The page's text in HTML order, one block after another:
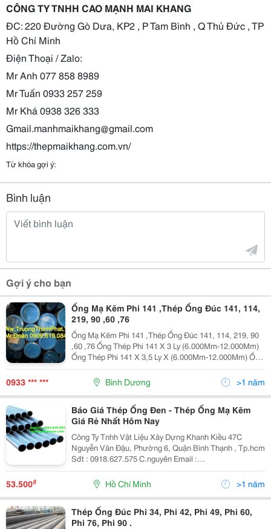
CÔNG TY TNHH CAO MẠNH MAI KHANG
ĐC: 220 Đường Gò Dưa, KP2 , P Tam Bình , Q Thủ Đức , TP
Hồ Chí Minh
Điện Thoại / Zalo:
Mr Anh 077 858 8989
Mr Tuấn 0933 257 259
Mr Khá 0938 326 333
Gmail.manhmaikhang@gmail.com
https://thepmaikhang.com.vn/
Từ khóa gợi ý:
Bình luận
Gợi ý cho bạn
Ống Mạ Kẽm Phi 141 ,Thép Ống Đúc 141, 114,
219, 90 ,60 ,76
Ống Mạ Kẽm Phi 141 ,Thép Ống Đúc 141, 114, 219, 90
,60 ,76 Ống Thép Phi 141 X 3 Ly (6.000Mm-12.000Mm)
Ống Thép Phi 141 X 3,5 Ly X (6.000Mm-12.000Mm) Ống
Thép Phi 141 X 4 Ly X (6.000Mm-12.000Mm) Ống Thép
Phi 141 X 4,5 Ly X (6.000Mm-12.000Mm) Ống
0933 *** *** Bình Dương >1 năm
Báo Giá Thép Ống Đen - Thép Ống Mạ Kẽm
Giá Rẻ Nhất Hôm Nay
Công Ty Tnhh Vật Liệu Xây Dựng Khanh Kiều 47C
Nguyễn Văn Đậu, Phường 6, Quận Bình Thạnh , Tp.hcm
Sđt : 0918.627.575 C.nguyên Email :
Vatlieuxaydungkhanhkieu@Gmail.com Website :
Satthepmiennam.com - Vatlieuxaydungkhanhkieu.com
Khanh Kieu - Báo G
53.500₫ Hồ Chí Minh >1 năm
Thép Ống Đúc Phi 34, Phi 42, Phi 49, Phi 60,
Phi 76, Phi 90 .